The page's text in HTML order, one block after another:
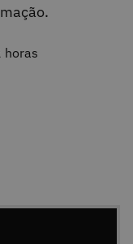
horas